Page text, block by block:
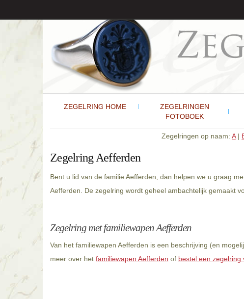
ZEGELRING HOME
ZEGELRINGEN
FOTOBOEK
Zegelringen op naam: A|
Zegelring Aefferden
Bent u lid van de familie Aefferden, dan helpen we u graag
Aefferden. De zegelring wordt geheel ambachtelijk gemaakt
Zegelring met familiewapen Aefferden
Van het familiewapen Aefferden is een beschrijving (en
meer over het familiewapen Aefferden of bestel een zegelring